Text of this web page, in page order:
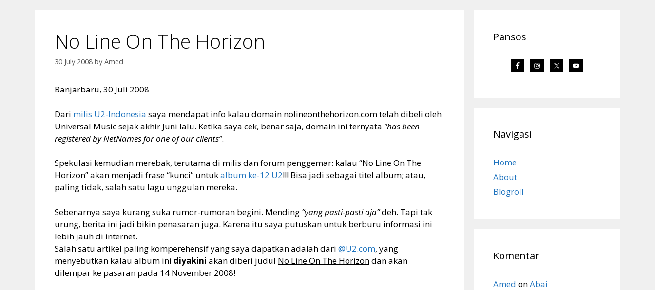
No Line On The Horizon
30 July 2008 by Amed
Banjarbaru, 30 Juli 2008
Dari milis U2-Indonesia saya mendapat info kalau domain nolineonthehorizon.com telah dibeli oleh
Universal Music sejak akhir Juni lalu. Ketika saya cek, benar saja, domain ini ternyata “has been
registered by NetNames for one of our clients”.
Spekulasi kemudian merebak, terutama di milis dan forum penggemar: kalau “No Line On The
Horizon” akan menjadi frase “kunci” untukalbum ke-12 U2!!! Bisa jadi sebagai titel album; atau,
paling tidak, salah satu lagu unggulan mereka.
Sebenarnya saya kurang suka rumor-rumoran begini. Mending “yang pasti-pasti aja”deh. Tapi tak
urung, berita ini jadi bikin penasaran juga. Karena itu saya putuskan untuk berburu informasi ini
lebih jauh di internet.
Salah satu artikel paling komperehensif yang saya dapatkan adalah dari @U2.com, yang
menyebutkan kalau album ini diyakini akan diberi judul No Line On The Horizondan akan
dilempar ke pasaran pada 14 November 2008!
Pansos
Navigasi
Home
About
Blogroll
Komentar
Amed onAbai